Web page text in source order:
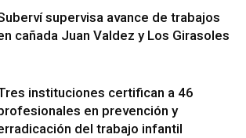
supervisa avance de trabajos
cañada Juan Valdez y Los Girasoles
instituciones certifican a 46
en prevención y
del trabajo infantil